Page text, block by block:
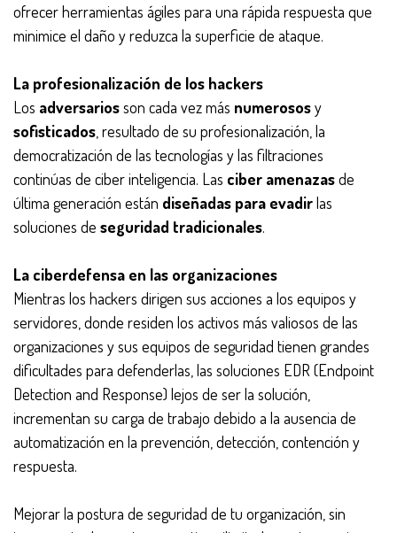
ofrecer herramientas ágiles para una rápida respuesta que
minimice el daño y reduzca la superficie de ataque.
La profesionalización de los hackers
Los adversariosson cada vez más numerososy
sofisticados , resultado de su profesionalización, la
democratización de las tecnologías y las filtraciones
continúas de ciber inteligencia. Las ciber amenazasde
última generación están diseñadas para evadirlas
soluciones de seguridad tradicionales.
La ciberdefensa en las organizaciones
Mientras los hackers dirigen sus acciones a los equipos y
servidores, donde residen los activos más valiosos de las
organizaciones y sus equipos de seguridad tienen grandes
dificultades para defenderlas, las soluciones EDR (Endpoint
Detection and Response) lejos de ser la solución,
incrementan su carga de trabajo debido a la ausencia de
automatización en la prevención, detección, contención y
respuesta.
Mejorar la postura de seguridad de tu organización, sin